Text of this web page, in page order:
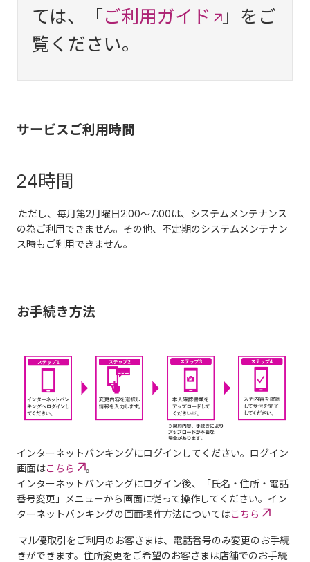
ては、「ご利用ガイド
」をご
覧ください。
サービスご利用時間
24時間
ただし、毎月第2月曜日2:00～7:00は、システムメンテナンス
の為ご利用できません。その他、不定期のシステムメンテナン
ス時もご利用できません。
お手続き方法
インターネットバンキングにログインしてください。ログイン
画面はこちら
。
インターネットバンキングにログイン後、「氏名・住所・電話
番号変更」メニューから画面に従って操作してください。イン
ターネットバンキングの画面操作方法についてはこちら
マル優取引をご利用のお客さまは、電話番号のみ変更のお手続
きができます。住所変更をご希望のお客さまは店舗でのお手続